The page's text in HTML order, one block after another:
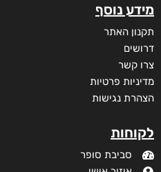
מידע נוסף
תקנון האתר
דרושים
צרו קשר
מדיניות פרטיות
הצהרת נגישות
לקוחות
סביבת סופר